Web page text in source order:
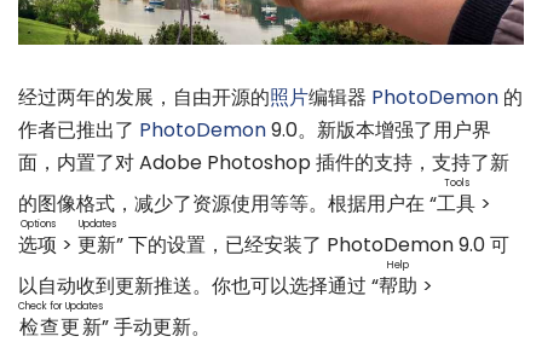
经过两年的发展，自由开源的照片编辑器 PhotoDemon 的
作者已推出了 PhotoDemon9.0。新版本增强了用户界
面，内置了对 Adobe Photoshop 插件的支持，支持了新
的图像格式，减少了资源使用等等。根据用户在 “工具
Tools
>
选项
Options
> 更新
Updates
” 下的设置，已经安装了 PhotoDemon 9.0 可
以自动收到更新推送。你也可以选择通过 “帮助
Help
>
检查更新
Check for Updates
” 手动更新。